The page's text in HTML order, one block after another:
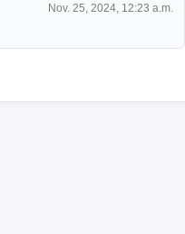
Nov. 25, 2024, 12:23 a.m.